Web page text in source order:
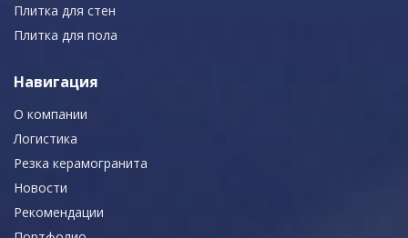
Плитка для стен
Плитка для пола
Навигация
О компании
Логистика
Резка керамогранита
Новости
Рекомендации